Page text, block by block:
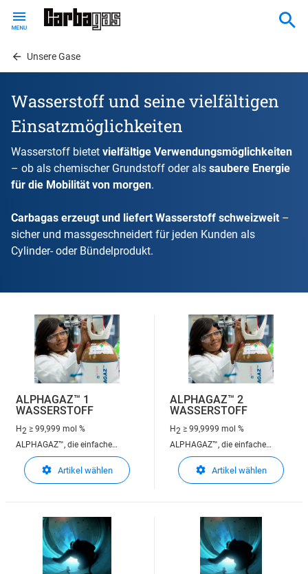
contentUnsere Gase
Wasserstoff und seine vielfältigen
Einsatzmöglichkeiten
Wasserstoff bietet vielfältige Verwendungsmöglichkeiten
– ob als chemischer Grundstoff oder als saubere Energie
für die Mobilität von morgen.
Carbagas erzeugt und liefert Wasserstoff schweizweit –
sicher und massgeschneidert für jeden Kunden als
Cylinder- oder Bündelprodukt.
ALPHAGAZ™ 1
WASSERSTOFF
H2 ≥ 99,999 mol %
ALPHAGAZ™, die einfache
Lösung für Ihre Analysezwecke -
ALPHAGAZ™ 1 erfüllt Ihre
Anforderungen bei Analysen im
Artikel wählen
ALPHAGAZ™ 2
WASSERSTOFF
H2 ≥ 99,9999 mol %
ALPHAGAZ™, die einfache
Lösung für Ihre Analysezwecke -
ALPHAGAZ™ 2 erfüllt höchste
Ansprüche bei Analysen im
Artikel wählen